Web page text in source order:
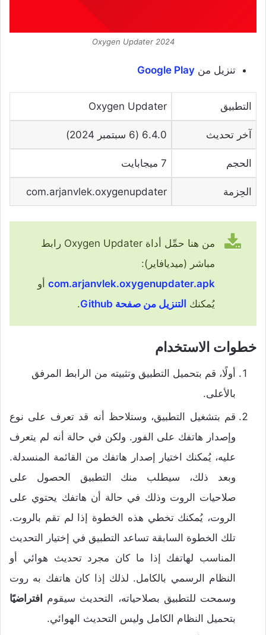
Oxygen Updater 2024
تنزيل من Google Play
التطبيق Oxygen Updater
آخر تحديث 6.4.0 (6 سبتمبر 2024)
الحجم 7 ميجابايت
الحِزمة com.arjanvlek.oxygenupdater
من هنا حمِّل أداة Oxygen Updater رابط
مباشر (ميديافاير):
com.arjanvlek.oxygenupdater.apk أو
يُمكنك التنزيل من صفحة Github .
خطوات الاستخدام
أولًا، قم بتحميل التطبيق وتثبيته من الرابط المرفق
بالأعلى.
قم بتشغيل التطبيق، وستلاحظ أنه قد تعرف على نوع
وإصدار هاتفك على الفور. ولكن في حالة أنه لم يتعرف
عليه، يُمكنك اختيار إصدار هاتفك من القائمة المنسدلة.
وبعد ذلك، سيطلب منك التطبيق الحصول على
صلاحيات الروت وذلك في حالة أن هاتفك يحتوي على
الروت، يُمكنك تخطي هذه الخطوة إذا لم تقم بالروت.
تلك الخطوة السابقة تساعد التطبيق في إختيار التحديث
المناسب لهاتفك إذا ما كان مجرد تحديث هوائي أو
النظام الرسمي بالكامل. لذلك إذا كان هاتفك به روت
وسمحت للتطبيق بصلاحياته، التحديث سيقوم
افتراضيًا
بتحميل النظام الكامل وليس التحديث الهوائي.